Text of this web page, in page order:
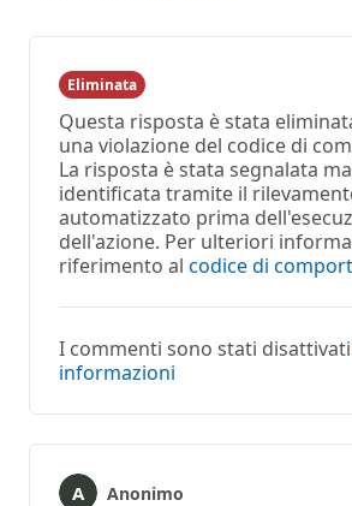
Eliminata
Questa risposta è stata
una violazione del codice di
La risposta è stata segnalata
identificata tramite il
automatizzato prima
dell'azione. Per ulteriori
riferimento al codice di
I commenti sono stati
informazioni
Anonimo